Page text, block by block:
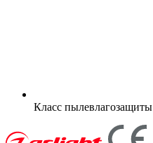
Класс пылевлагозащиты